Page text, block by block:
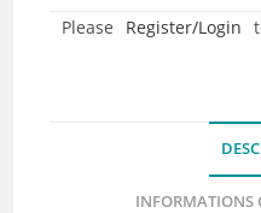
Vie
Please Register/Login
INFORMATIONS